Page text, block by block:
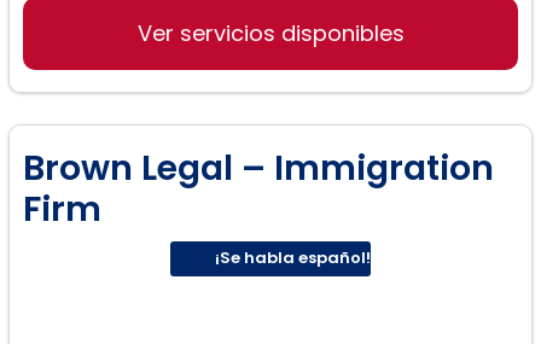
Inmigración de empleo
Ver servicios disponibles
Brown Legal – Immigration
Firm
¡Se habla español!